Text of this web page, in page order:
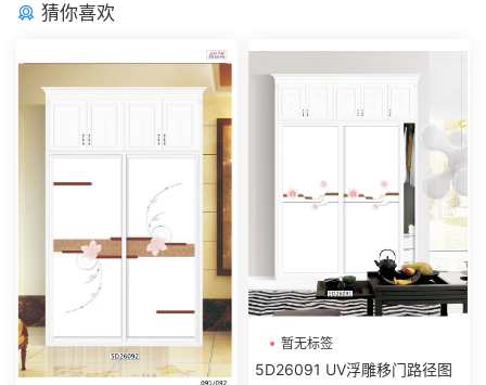
猜你喜欢
暂无标签
5D26091 UV浮雕移门路径图